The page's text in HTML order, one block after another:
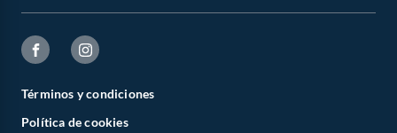
Términos y condiciones
Política de cookies